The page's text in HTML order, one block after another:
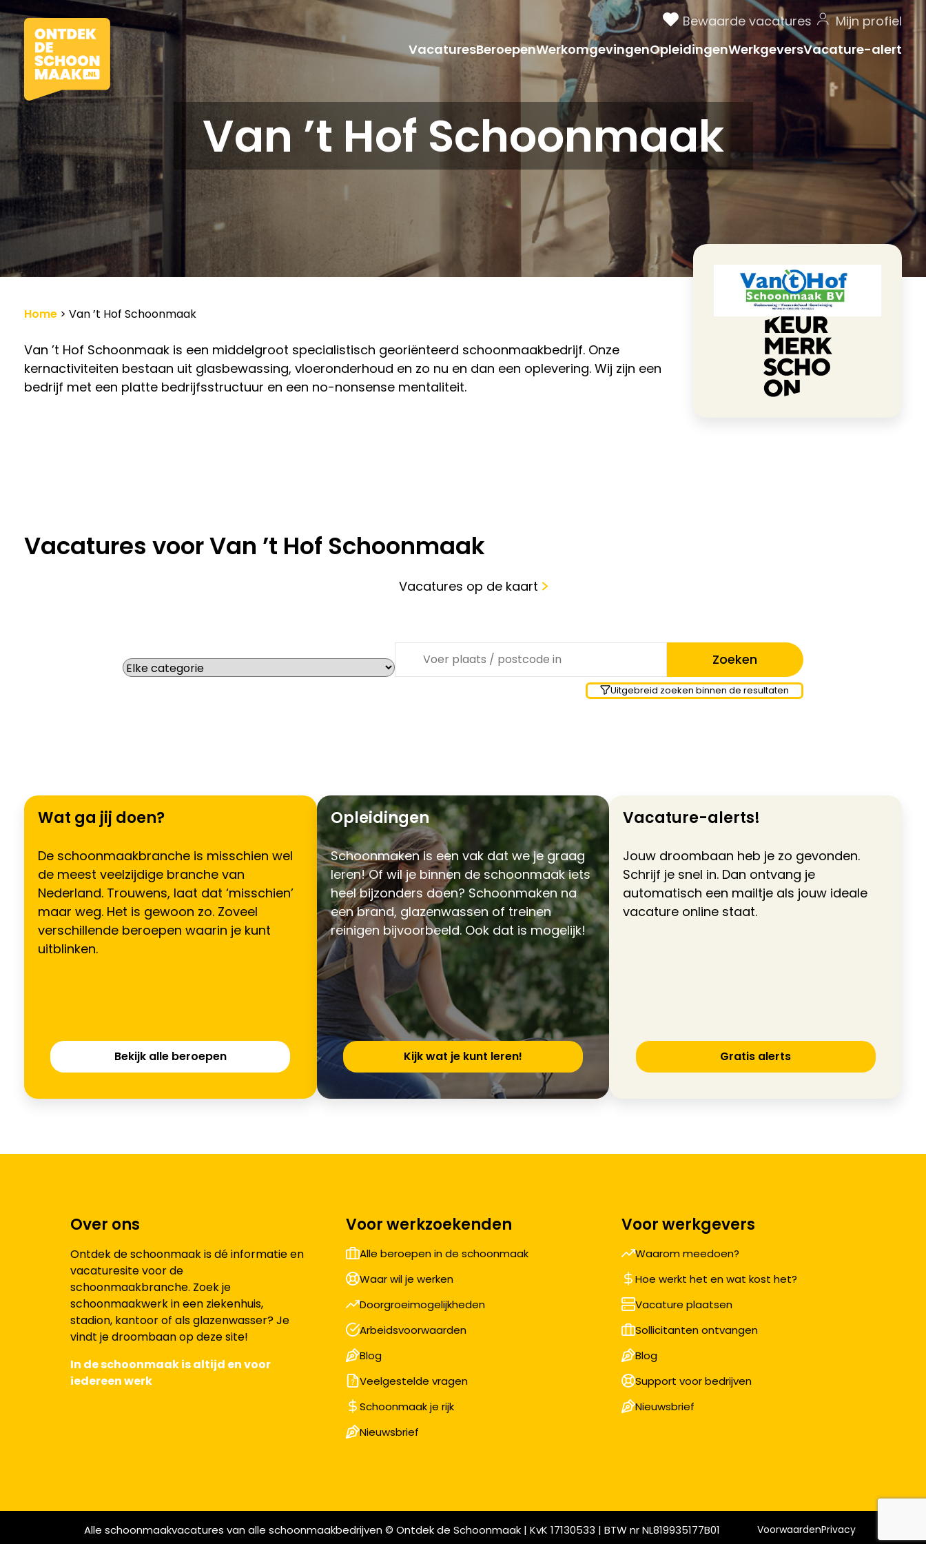
Bewaarde vacatures
Mijn profiel
VacaturesBeroepenWerkomgevingenOpleidingenWerkgeversVacature-alert
Van ’t Hof Schoonmaak
Home > Van ’t Hof Schoonmaak
Van ’t Hof Schoonmaak is een middelgroot specialistisch georiënteerd schoonmaakbedrijf. Onze
kernactiviteiten bestaan uit glasbewassing, vloeronderhoud en zo nu en dan een oplevering. Wij zijn een
bedrijf met een platte bedrijfsstructuur en een no-nonsense mentaliteit.
Vacatures voor Van ’t Hof Schoonmaak
Vacatures op de kaart
Uitgebreid zoeken binnen de resultaten
Wat ga jij doen?
De schoonmaakbranche is misschien wel
de meest veelzijdige branche van
Nederland. Trouwens, laat dat ‘misschien’
maar weg. Het is gewoon zo. Zoveel
verschillende beroepen waarin je kunt
uitblinken.
Bekijk alle beroepen
Opleidingen
Schoonmaken is een vak dat we je graag
leren! Of wil je binnen de schoonmaak iets
heel bijzonders doen? Schoonmaken na
een brand, glazenwassen of treinen
reinigen bijvoorbeeld. Ook dat is mogelijk!
Kijk wat je kunt leren!
Vacature-alerts!
Jouw droombaan heb je zo gevonden.
Schrijf je snel in. Dan ontvang je
automatisch een mailtje als jouw ideale
vacature online staat.
Gratis alerts
Over ons
Ontdek de schoonmaak is dé informatie en
vacaturesite voor de
schoonmaakbranche. Zoek je
schoonmaakwerk in een ziekenhuis,
stadion, kantoor of als glazenwasser? Je
vindt je droombaan op deze site!
In de schoonmaak is altijd en voor
iedereen werk
Voor werkzoekenden
Alle beroepen in de schoonmaak
Waar wil je werken
Doorgroeimogelijkheden
Arbeidsvoorwaarden
Blog
Veelgestelde vragen
Schoonmaak je rijk
Nieuwsbrief
Voor werkgevers
Waarom meedoen?
Hoe werkt het en wat kost het?
Vacature plaatsen
Sollicitanten ontvangen
Blog
Support voor bedrijven
Nieuwsbrief
Alle schoonmaakvacatures van alle schoonmaakbedrijven © Ontdek de Schoonmaak | KvK 17130533 | BTW nr NL819935177B01 VoorwaardenPrivacy
Vacatures
Beroepen
Werkomgevingen
Opleidingen
Werkgevers
Vacature-alert